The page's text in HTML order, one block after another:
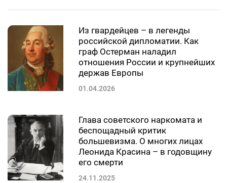
Из гвардейцев – в легенды
российской дипломатии. Как
граф Остерман наладил
отношения России и крупнейших
держав Европы
01.04.2026
Глава советского наркомата и
беспощадный критик
большевизма. О многих лицах
Леонида Красина – в годовщину
его смерти
24.11.2025